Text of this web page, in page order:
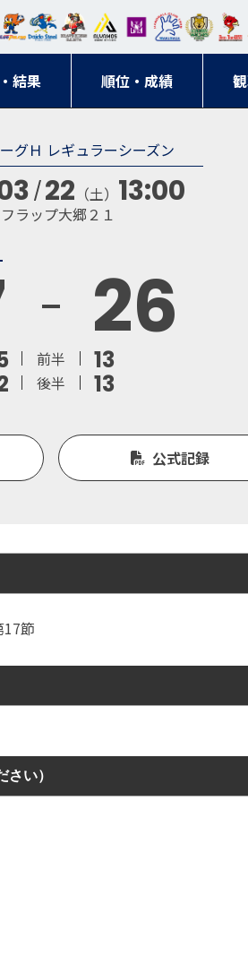
結果 順位・成績
寺ブ
ー
ン
ーフ
ァル
コン
屋
ニッ キン
ス大
阪
エゾハン
ブ
ンウ
ルヴ
ス福
グＨ レギュラーシーズン
22 （土） 13:00
フラップ大郷２１
26
前半
13
後半 13
公式記録
節
い）